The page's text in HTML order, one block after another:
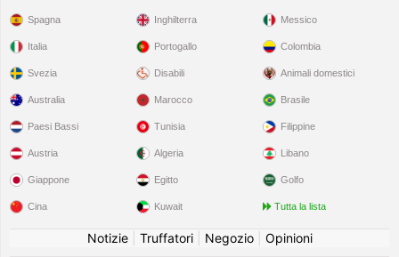
Spagna
Italia
Svezia
Inghilterra
Portogallo
Disabili
Messico
Colombia
Animali domestici
Australia
Paesi Bassi
Austria
Giappone
Cina
Marocco
Tunisia
Algeria
Egitto
Kuwait
Brasile
Filippine
Libano
Golfo
Tutta la lista
Notizie| Truffatori| Negozio| Opinioni